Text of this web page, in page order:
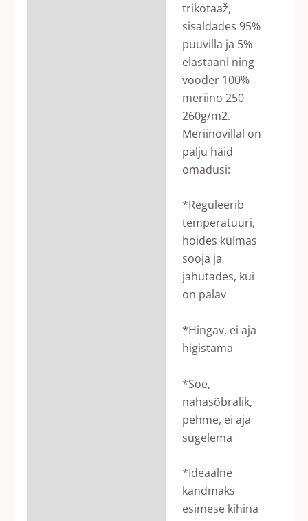
trikotaaž,
sisaldades 95%
puuvilla ja 5%
elastaani ning
vooder 100%
meriino 250-
260g/m2.
Meriinovillal on
palju häid
omadusi:
*Reguleerib
temperatuuri,
hoides külmas
sooja ja
jahutades, kui
on palav
*Hingav, ei aja
higistama
*Soe,
nahasõbralik,
pehme, ei aja
sügelema
*Ideaalne
kandmaks
esimese kihina